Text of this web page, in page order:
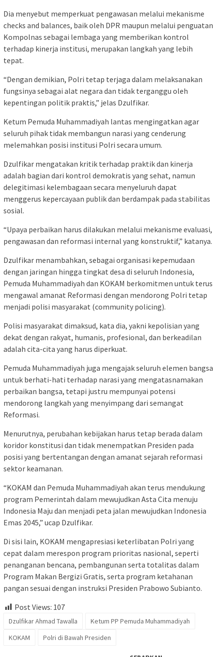
Dia menyebut memperkuat pengawasan melalui mekanisme
checks and balances, baik oleh DPR maupun melalui penguatan
Kompolnas sebagai lembaga yang memberikan kontrol
terhadap kinerja institusi, merupakan langkah yang lebih
tepat.
“Dengan demikian, Polri tetap terjaga dalam melaksanakan
fungsinya sebagai alat negara dan tidak terganggu oleh
kepentingan politik praktis,” jelas Dzulfikar.
Ketum Pemuda Muhammadiyah lantas mengingatkan agar
seluruh pihak tidak membangun narasi yang cenderung
melemahkan posisi institusi Polri secara umum.
Dzulfikar mengatakan kritik terhadap praktik dan kinerja
adalah bagian dari kontrol demokratis yang sehat, namun
delegitimasi kelembagaan secara menyeluruh dapat
menggerus kepercayaan publik dan berdampak pada stabilitas
sosial.
“Upaya perbaikan harus dilakukan melalui mekanisme evaluasi,
pengawasan dan reformasi internal yang konstruktif,” katanya.
Dzulfikar menambahkan, sebagai organisasi kepemudaan
dengan jaringan hingga tingkat desa di seluruh Indonesia,
Pemuda Muhammadiyah dan KOKAM berkomitmen untuk terus
mengawal amanat Reformasi dengan mendorong Polri tetap
menjadi polisi masyarakat (community policing).
Polisi masyarakat dimaksud, kata dia, yakni kepolisian yang
dekat dengan rakyat, humanis, profesional, dan berkeadilan
adalah cita-cita yang harus diperkuat.
Pemuda Muhammadiyah juga mengajak seluruh elemen bangsa
untuk berhati-hati terhadap narasi yang mengatasnamakan
perbaikan bangsa, tetapi justru mempunyai potensi
mendorong langkah yang menyimpang dari semangat
Reformasi.
Menurutnya, perubahan kebijakan harus tetap berada dalam
koridor konstitusi dan tidak menempatkan Presiden pada
posisi yang bertentangan dengan amanat sejarah reformasi
sektor keamanan.
“KOKAM dan Pemuda Muhammadiyah akan terus mendukung
program Pemerintah dalam mewujudkan Asta Cita menuju
Indonesia Maju dan menjadi peta jalan mewujudkan Indonesia
Emas 2045,” ucap Dzulfikar.
Di sisi lain, KOKAM mengapresiasi keterlibatan Polri yang
cepat dalam merespon program prioritas nasional, seperti
penanganan bencana, pembangunan serta totalitas dalam
Program Makan Bergizi Gratis, serta program ketahanan
pangan sesuai dengan instruksi Presiden Prabowo Subianto.
Post Views: 107
Dzulfikar Ahmad Tawalla
Ketum PP Pemuda Muhammadiyah
KOKAM
Polri di Bawah Presiden